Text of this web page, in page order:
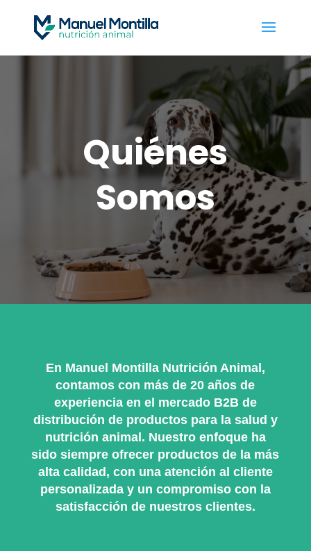
Quiénes
Somos
En Manuel Montilla Nutrición Animal,
contamos con más de 20 años de
experiencia en el mercado B2B de
distribución de productos para la salud y
nutrición animal. Nuestro enfoque ha
sido siempre ofrecer productos de la más
alta calidad, con una atención al cliente
personalizada y un compromiso con la
satisfacción de nuestros clientes.